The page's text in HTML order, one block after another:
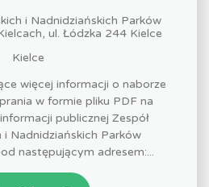
i Nadnidziańskich Parków
ul. Łódzka 244 Kielce
Kielce
więcej informacji o naborze
w formie pliku PDF na
publicznej Zespół
i Nadnidziańskich Parków
następującym adresem:...